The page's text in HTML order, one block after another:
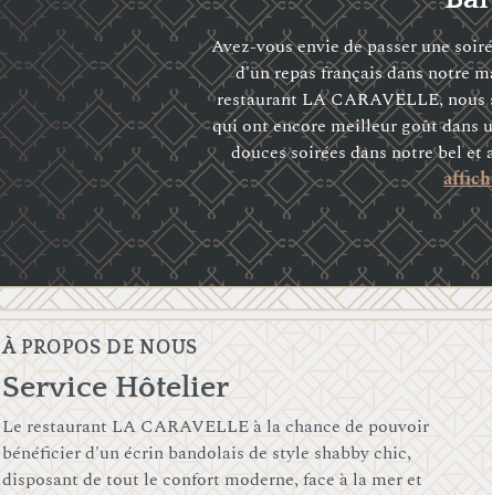
Avez-vous envie de passer une
d'un repas français dans notre
restaurant LA CARAVELLE,
qui ont encore meilleur goût dans
douces soirées dans notre bel
À PROPOS DE NOUS
Service Hôtelier
Le restaurant LA CARAVELLE à la chance de pouvoir
bénéficier d'un écrin bandolais de style shabby chic,
disposant de tout le confort moderne, face à la mer et